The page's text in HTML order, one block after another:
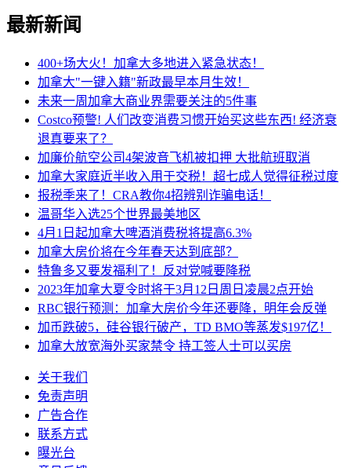
最新新闻
400+场大火！加拿大多地进入紧急状态！
加拿大"一键入籍"新政最早本月生效！
未来一周加拿大商业界需要关注的5件事
Costco预警! 人们改变消费习惯开始买这些东西! 经济衰
退真要来了？
加廉价航空公司4架波音飞机被扣押 大批航班取消
加拿大家庭近半收入用于交税！超七成人觉得征税过度
报税季来了！CRA教你4招辨别诈骗电话！
温哥华入选25个世界最美地区
4月1日起加拿大啤酒消费税将提高6.3%
加拿大房价将在今年春天达到底部？
特鲁多又要发福利了！反对党喊要降税
2023年加拿大夏令时将于3月12日周日凌晨2点开始
RBC银行预测：加拿大房价今年还要降，明年会反弹
加币跌破5，硅谷银行破产，TD BMO等蒸发$197亿！
加拿大放宽海外买家禁令 持工签人士可以买房
关于我们
免责声明
广告合作
联系方式
曝光台